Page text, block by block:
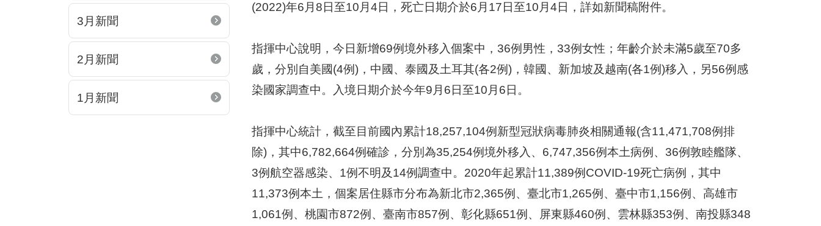
3月新聞
2月新聞
1月新聞
(2022)年6月8日至10月4日，死亡日期介於6月17日至10月4日，詳如新聞稿附件。
指揮中心說明，今日新增69例境外移入個案中，36例男性，33例女性；年齡介於未滿5歲至70多
歲，分別自美國(4例)，中國、泰國及土耳其(各2例)，韓國、新加坡及越南(各1例)移入，另56例感
染國家調查中。入境日期介於今年9月6日至10月6日。
指揮中心統計，截至目前國內累計18,257,104例新型冠狀病毒肺炎相關通報(含11,471,708例排
除)，其中6,782,664例確診，分別為35,254例境外移入、6,747,356例本土病例、36例敦睦艦隊、
3例航空器感染、1例不明及14例調查中。2020年起累計11,389例COVID-19死亡病例，其中
11,373例本土，個案居住縣市分布為新北市2,365例、臺北市1,265例、臺中市1,156例、高雄市
1,061例、桃園市872例、臺南市857例、彰化縣651例、屏東縣460例、雲林縣353例、南投縣348